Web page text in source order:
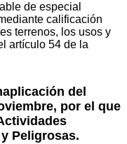
de especial
calificación
terrenos, los usos y
artículo 54 de la
del
por el que
Peligrosas.